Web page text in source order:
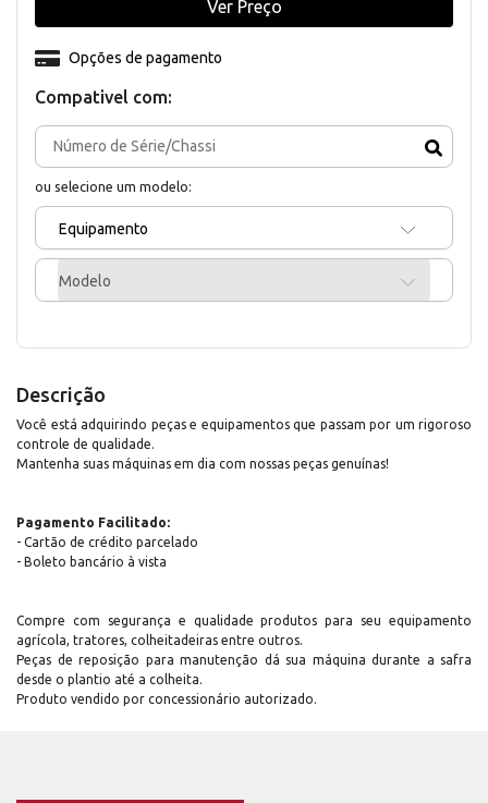
Compativel com:
ou selecione um modelo:
Equipamento
Modelo
Opções de pagamento
Ver Preço
Descrição
Você está adquirindo peças e equipamentos que passam por um rigoroso
controle de qualidade.
Mantenha suas máquinas em dia com nossas peças genuínas!
Pagamento Facilitado:
- Cartão de crédito parcelado
- Boleto bancário à vista
Compre com segurança e qualidade produtos para seu equipamento
agrícola, tratores, colheitadeiras entre outros.
Peças de reposição para manutenção dá sua máquina durante a safra
desde o plantio até a colheita.
Produto vendido por concessionário autorizado.